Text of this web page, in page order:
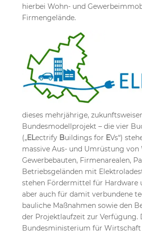
hierbei Wohn- und
Firmengelände.
dieses mehrjährige,
Bundesmodellprojekt – die vier
(„ELectrify Buildings for EVs“)
massive Aus- und Umrüstung von
Gewerbebauten, Firmenarealen,
Betriebsgeländen mit
stehen Fördermittel für Hardware
aber auch für damit verbundene
bauliche Maßnahmen sowie den
der Projektlaufzeit zur Verfügung.
Bundesministerium für Wirtschaft